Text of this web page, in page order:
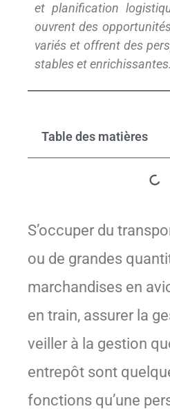
et planification
ouvrent des
variés et offrent des
stables et enrichissantes.
Table des matières
S’occuper du
ou de grandes
marchandises en
en train, assurer la
veiller à la gestion
entrepôt sont
fonctions qu’une